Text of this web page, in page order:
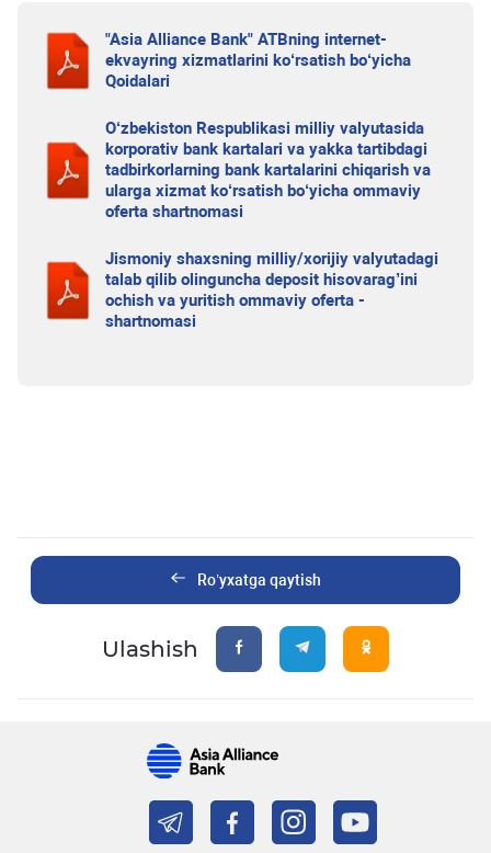
"Asia Alliance Bank" ATBning internet-
ekvayring xizmatlarini ko‘rsatish bo‘yicha
Qoidalari
O‘zbekiston Respublikasi milliy valyutasida
korporativ bank kartalari va yakka tartibdagi
tadbirkorlarning bank kartalarini chiqarish va
ularga xizmat ko‘rsatish bo‘yicha ommaviy
oferta shartnomasi
Jismoniy shaxsning milliy/xorijiy valyutadagi
talab qilib olinguncha deposit hisovarag’ini
ochish va yuritish ommaviy oferta -
shartnomasi
Ro’yxatga qaytish
Ulashish